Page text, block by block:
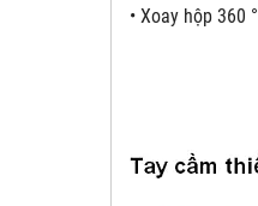
• Xoay hộp 360 °